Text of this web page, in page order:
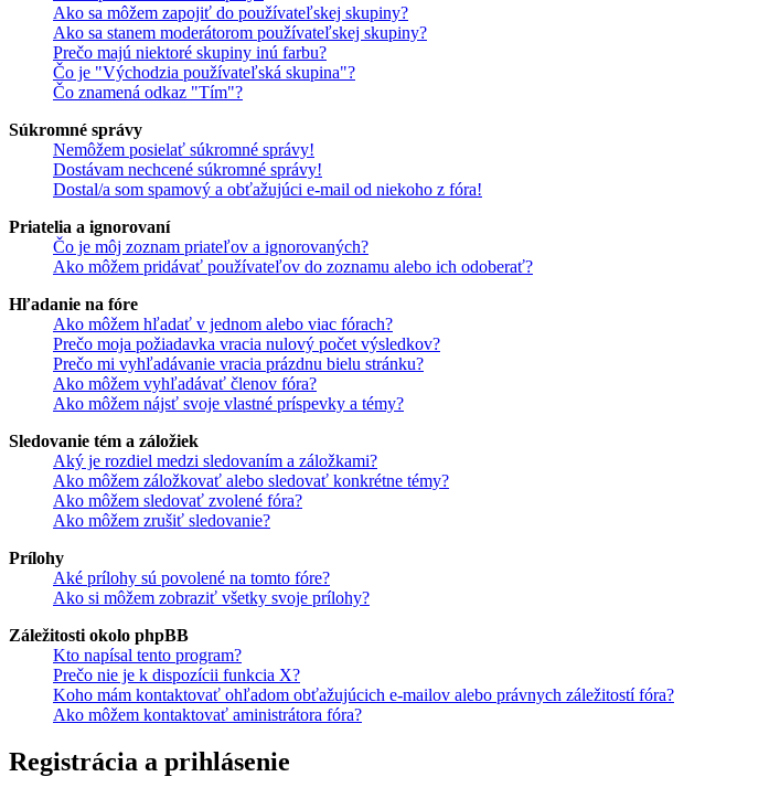
Ako sa môžem zapojiť do používateľskej skupiny?
Ako sa stanem moderátorom používateľskej skupiny?
Prečo majú niektoré skupiny inú farbu?
Čo je "Východzia používateľská skupina"?
Čo znamená odkaz "Tím"?
Súkromné správy
Nemôžem posielať súkromné správy!
Dostávam nechcené súkromné správy!
Dostal/a som spamový a obťažujúci e-mail od niekoho z fóra!
Priatelia a ignorovaní
Čo je môj zoznam priateľov a ignorovaných?
Ako môžem pridávať používateľov do zoznamu alebo ich odoberať?
Hľadanie na fóre
Ako môžem hľadať v jednom alebo viac fórach?
Prečo moja požiadavka vracia nulový počet výsledkov?
Prečo mi vyhľadávanie vracia prázdnu bielu stránku?
Ako môžem vyhľadávať členov fóra?
Ako môžem nájsť svoje vlastné príspevky a témy?
Sledovanie tém a záložiek
Aký je rozdiel medzi sledovaním a záložkami?
Ako môžem záložkovať alebo sledovať konkrétne témy?
Ako môžem sledovať zvolené fóra?
Ako môžem zrušiť sledovanie?
Prílohy
Aké prílohy sú povolené na tomto fóre?
Ako si môžem zobraziť všetky svoje prílohy?
Záležitosti okolo phpBB
Kto napísal tento program?
Prečo nie je k dispozícii funkcia X?
Koho mám kontaktovať ohľadom obťažujúcich e-mailov alebo právnych záležitostí fóra?
Ako môžem kontaktovať aministrátora fóra?
Registrácia a prihlásenie